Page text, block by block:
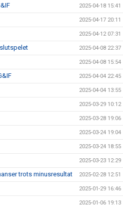
2025-04-18 15:41
2025-04-17 20:11
2025-04-12 07:31
2025-04-08 22:37
2025-04-08 15:54
2025-04-04 22:45
2025-04-04 13:55
2025-03-29 10:12
2025-03-28 19:06
2025-03-24 19:04
2025-03-24 18:55
2025-03-23 12:29
trots minusresultat 2025-02-28 12:51
2025-01-29 16:46
2025-01-06 19:13